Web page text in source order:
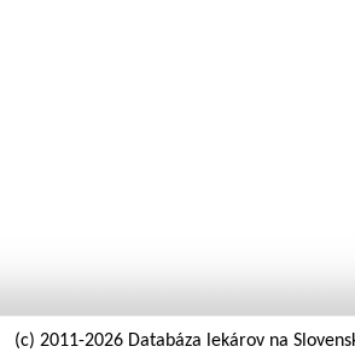
(c) 2011-2026 Databáza lekárov na